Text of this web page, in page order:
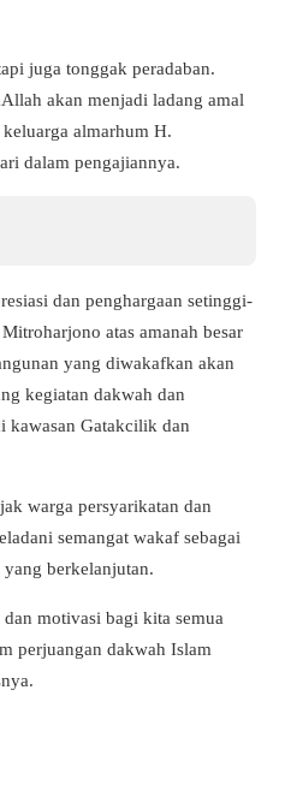
juga tonggak peradaban.
akan menjadi ladang amal
almarhum H.
dalam pengajiannya.
dan penghargaan setinggi-
atas amanah besar
yang diwakafkan akan
kegiatan dakwah dan
kawasan Gatakcilik dan
warga persyarikatan dan
semangat wakaf sebagai
berkelanjutan.
motivasi bagi kita semua
perjuangan dakwah Islam